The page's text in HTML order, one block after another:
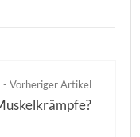
- Vorheriger Artikel